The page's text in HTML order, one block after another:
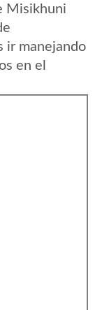
Misikhuni
ir manejando
en el